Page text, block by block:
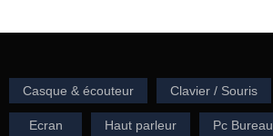
Casque & écouteur Clavier / Souris
Ecran Haut parleur Pc Bureau